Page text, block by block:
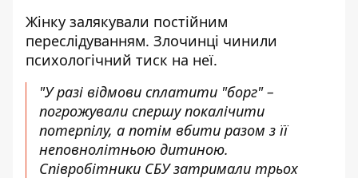
Жінку залякували постійним
переслідуванням. Злочинці чинили
психологічний тиск на неї.
"У разі відмови сплатити "борг" –
погрожували спершу покалічити
потерпілу, а потім вбити разом з її
неповнолітньою дитиною.
Співробітники СБУ затримали трьох